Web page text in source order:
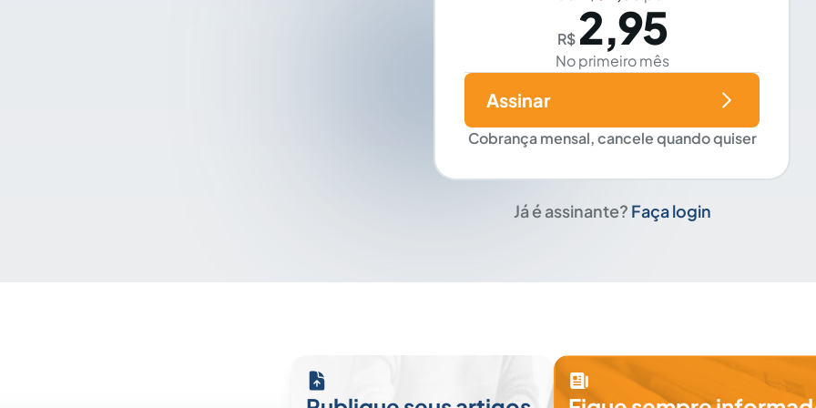
R$ 2,95
No primeiro mês
Cobrança mensal, cancele quando quiser
Assinar
Já é assinante? Faça login